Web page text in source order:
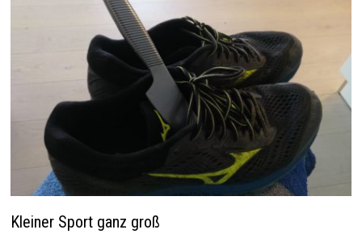
Kleiner Sport ganz groß